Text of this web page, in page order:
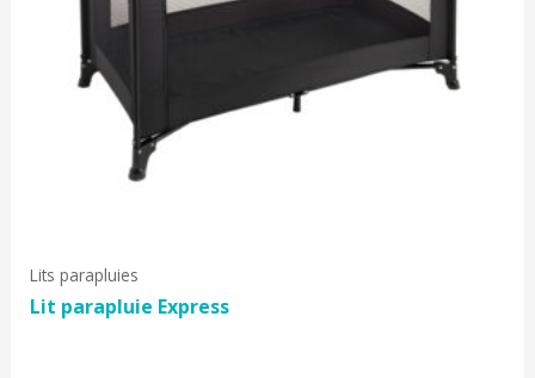
Lits parapluies
Lit parapluie Express